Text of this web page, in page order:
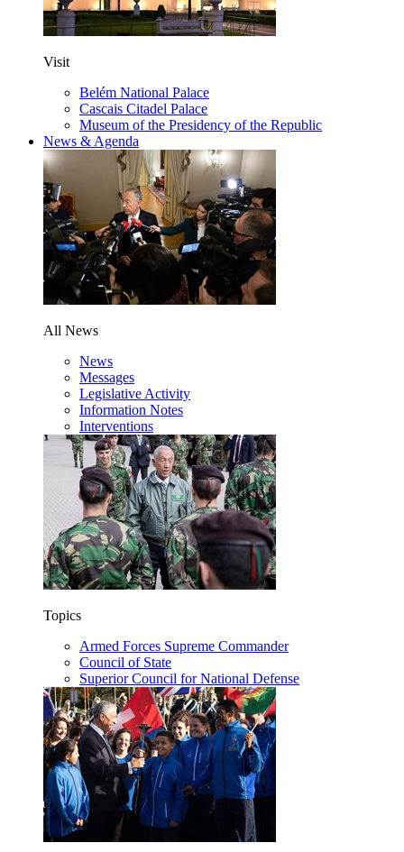
Visit
Belém National Palace
Cascais Citadel Palace
Museum of the Presidency of the Republic
News & Agenda
All News
News
Messages
Legislative Activity
Information Notes
Interventions
Topics
Armed Forces Supreme Commander
Council of State
Superior Council for National Defense